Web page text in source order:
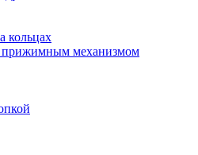
кольцах
прижимным механизмом